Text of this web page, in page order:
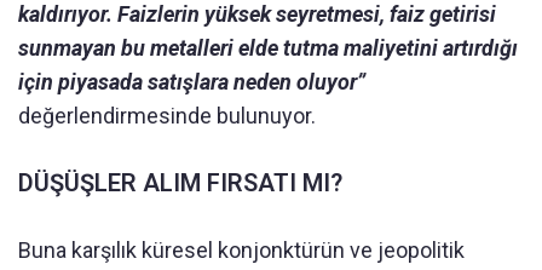
kaldırıyor. Faizlerin yüksek seyretmesi, faiz getirisi
sunmayan bu metalleri elde tutma maliyetini artırdığı
için piyasada satışlara neden oluyor”
değerlendirmesinde bulunuyor.
DÜŞÜŞLER ALIM FIRSATI MI?
Buna karşılık küresel konjonktürün ve jeopolitik